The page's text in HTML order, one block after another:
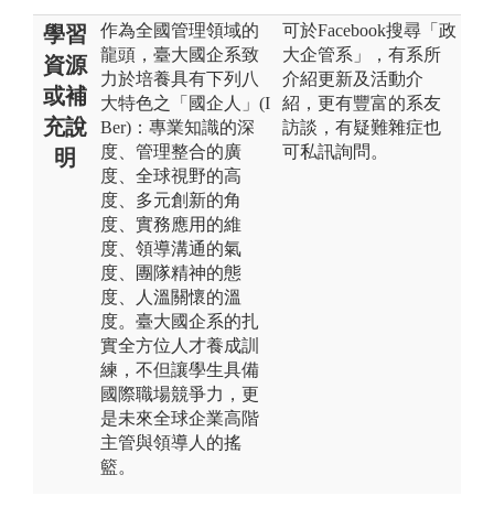
學習
資源
或補
充說
明
作為全國管理領域的
龍頭，臺大國企系致
力於培養具有下列八
大特色之「國企人」(I
Ber)：專業知識的深
度、管理整合的廣
度、全球視野的高
度、多元創新的角
度、實務應用的維
度、領導溝通的氣
度、團隊精神的態
度、人溫關懷的溫
度。臺大國企系的扎
實全方位人才養成訓
練，不但讓學生具備
國際職場競爭力，更
是未來全球企業高階
主管與領導人的搖
籃。
可於Facebook搜尋「政
大企管系」，有系所
介紹更新及活動介
紹，更有豐富的系友
訪談，有疑難雜症也
可私訊詢問。